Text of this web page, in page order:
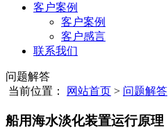
客户案例
客户案例
客户感言
联系我们
问题解答
当前位置：
网站首页 > 问题解答
船用海水淡化装置运行原理